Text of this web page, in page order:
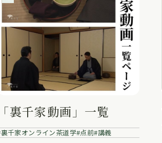
「裏千家動画」一覧
裏千家オンライン茶道学 点前 講義